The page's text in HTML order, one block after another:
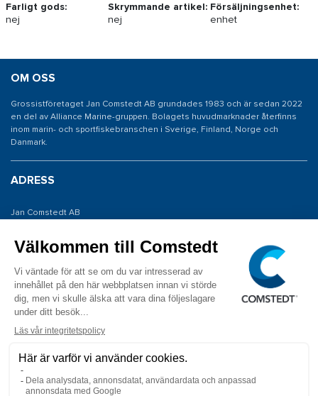
Farligt gods:
nej
Skrymmande artikel:
nej
Försäljningsenhet:
enhet
OM OSS
Grossistföretaget Jan Comstedt AB grundades 1983 och är sedan 2022
en del av Alliance Marine-gruppen. Bolagets huvudmarknader återfinns
inom marin- och sportfiskebranschen i Sverige, Finland, Norge och
Danmark.
ADRESS
Jan Comstedt AB
426 53 Västra Frölunda
KONTAKTA OSS